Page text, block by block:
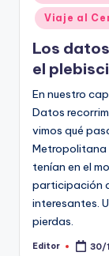
en
Viaje al
Los
el
En nuestro
Datos
vimos qué
Metropolitana
tenían en el
participación
interesantes.
pierdas.
Publicado
Editor 30/